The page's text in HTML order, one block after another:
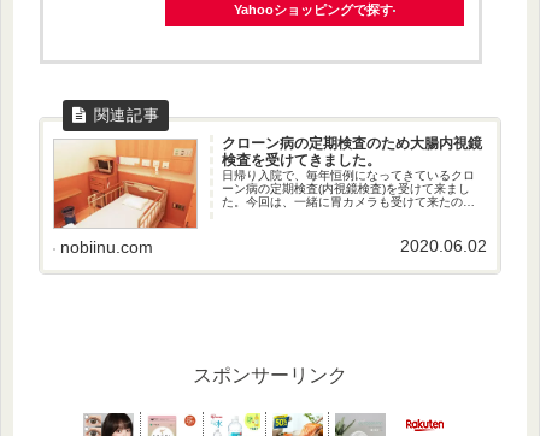
Yahooショッピングで探す
クローン病の定期検査のため大腸内視鏡
検査を受けてきました。
日帰り入院で、毎年恒例になってきているクロ
ーン病の定期検査(内視鏡検査)を受けて来まし
た。今回は、一緒に胃カメラも受けて来たので
nobiinu.com 2020.06.02
スポンサーリンク